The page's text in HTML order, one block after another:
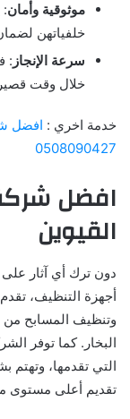
موثوقية وأمان:
خلفياتهن
سرعة الإنجاز :
خلال وقت
خدمة اخري : افضل
0508090427
افضل
القيوين
دون ترك أي آثار
أجهزة التنظيف،
وتنظيف المسابح
البخار. كما توفر
التي تقدمها،
تقديم أعلى مستوى